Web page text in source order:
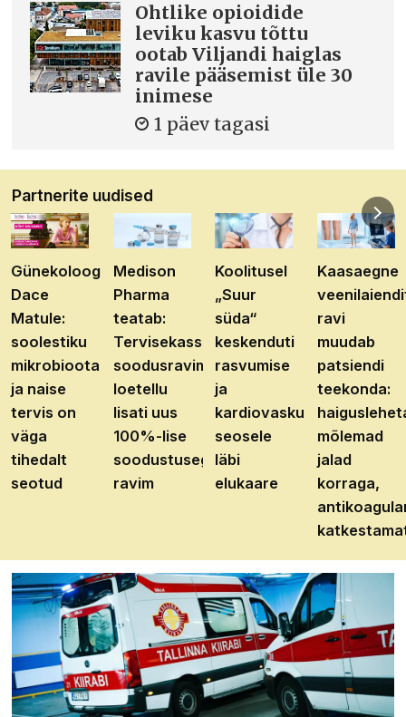
Ohtlike opioidide
leviku kasvu tõttu
ootab Viljandi haiglas
ravile pääsemist üle 30
inimese
1 päev tagasi
Partnerite uudised
Günekoloog
Dace
Matule:
soolestiku
mikrobioota
ja naise
tervis on
väga
tihedalt
seotud
Medison
Pharma
teatab:
Tervisekassa
soodusravimite
loetellu
lisati uus
100%-lise
soodustusega
ravim
Koolitusel
„Suur
süda“
keskenduti
rasvumise
ja
kardiovaskulaarhaiguste
seosele
läbi
elukaare
Kaasaegne
ravi
muudab
patsiendi
teekonda:
mõlemad
jalad
korraga,